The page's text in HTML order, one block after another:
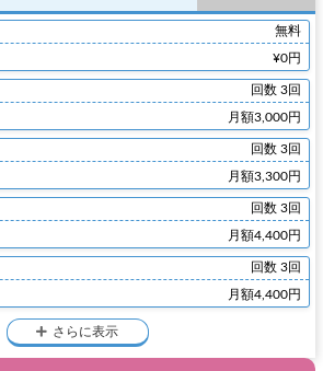
無料
¥0円
回数 3回
月額3,000円
回数 3回
月額3,300円
回数 3回
月額4,400円
回数 3回
月額4,400円
さらに表示